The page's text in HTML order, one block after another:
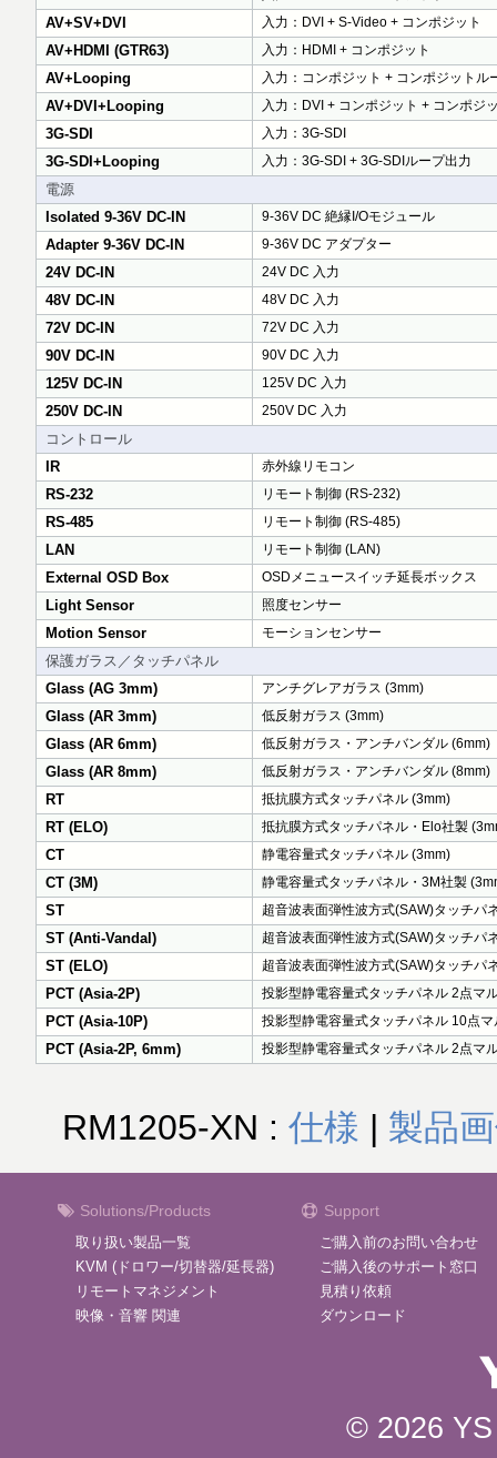
AV+SV+DVI 入力：DVI + S-Video + コンポジット
AV+HDMI (GTR63) 入力：HDMI + コンポジット
AV+Looping 入力：コンポジット + コンポジットル
AV+DVI+Looping 入力：DVI + コンポジット + コンポジ
3G-SDI 入力：3G-SDI
3G-SDI+Looping 入力：3G-SDI + 3G-SDIループ出力
電源
Isolated 9-36V DC-IN
9-36V DC 絶縁I/Oモジュール
Adapter 9-36V DC-IN 9-36V DC アダプター
24V DC-IN 24V DC 入力
48V DC-IN 48V DC 入力
72V DC-IN 72V DC 入力
90V DC-IN 90V DC 入力
125V DC-IN 125V DC 入力
250V DC-IN 250V DC 入力
コントロール
IR
赤外線リモコン
RS-232 リモート制御 (RS-232)
RS-485 リモート制御 (RS-485)
LAN リモート制御 (LAN)
External OSD Box OSDメニュースイッチ延長ボックス
Light Sensor 照度センサー
Motion Sensor モーションセンサー
保護ガラス／タッチパネル
Glass (AG 3mm)
アンチグレアガラス (3mm)
Glass (AR 3mm) 低反射ガラス (3mm)
Glass (AR 6mm) 低反射ガラス・アンチバンダル (6mm)
Glass (AR 8mm) 低反射ガラス・アンチバンダル (8mm)
RT 抵抗膜方式タッチパネル (3mm)
RT (ELO) 抵抗膜方式タッチパネル・Elo社製
CT 静電容量式タッチパネル (3mm)
CT (3M) 静電容量式タッチパネル・3M社製
ST 超音波表面弾性波方式(SAW)タッチパ
ST (Anti-Vandal) 超音波表面弾性波方式(SAW)タッチパ
ST (ELO) 超音波表面弾性波方式(SAW)タッチパ
PCT (Asia-2P) 投影型静電容量式タッチパネル 2点マ
PCT (Asia-10P) 投影型静電容量式タッチパネル 10点
PCT (Asia-2P, 6mm) 投影型静電容量式タッチパネル 2点マ
RM1205-XN : 仕様 | 製品
Solutions/Products
取り扱い製品一覧
KVM (ドロワー/切替器/延長器)
リモートマネジメント
映像・音響 関連
Support
ご購入前のお問い合わせ
ご購入後のサポート窓口
見積り依頼
ダウンロード
© 2026